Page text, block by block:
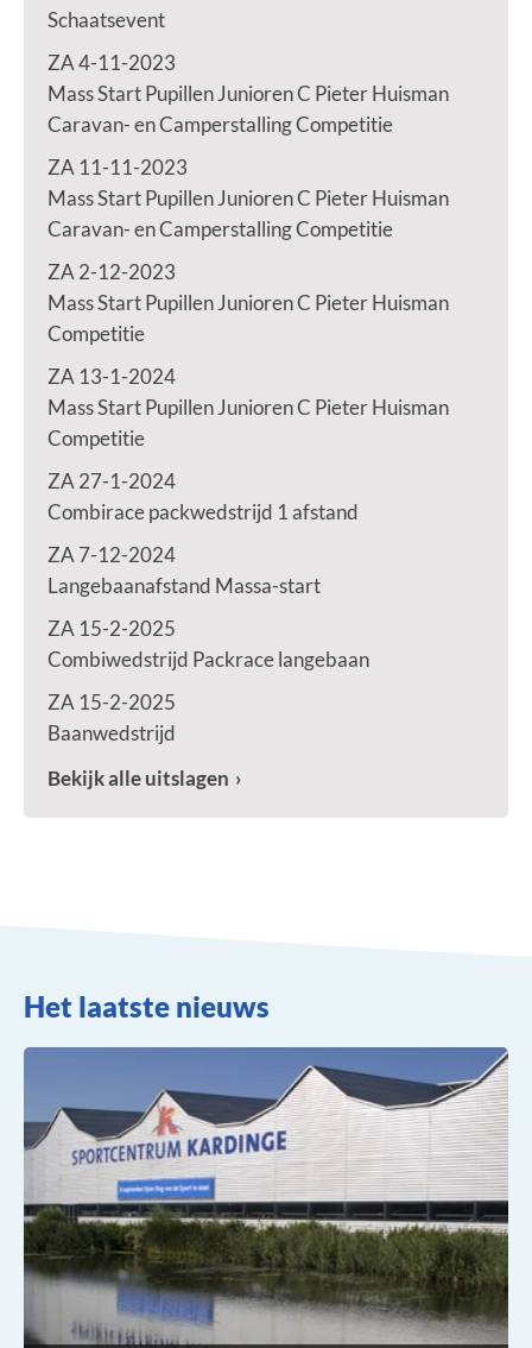
Schaatsevent
ZA 4-11-2023
Mass Start Pupillen Junioren C Pieter Huisman
Caravan- en Camperstalling Competitie
ZA 11-11-2023
Mass Start Pupillen Junioren C Pieter Huisman
Caravan- en Camperstalling Competitie
ZA 2-12-2023
Mass Start Pupillen Junioren C Pieter Huisman
Competitie
ZA 13-1-2024
Mass Start Pupillen Junioren C Pieter Huisman
Competitie
ZA 27-1-2024
Combirace packwedstrijd 1 afstand
ZA 7-12-2024
Langebaanafstand Massa-start
ZA 15-2-2025
Combiwedstrijd Packrace langebaan
ZA 15-2-2025
Baanwedstrijd
Bekijk alle uitslagen
Het laatste nieuws